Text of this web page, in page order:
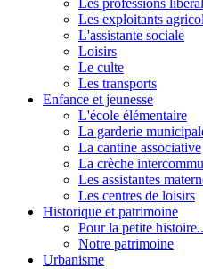
Les exploitants
L'assistante sociale
Loisirs
Le culte
Les transports
Enfance et jeunesse
L'école élémentaire
La garderie
La cantine associative
La crèche
Les assistantes
Les centres de loisirs
Historique et patrimoine
Pour la petite
Notre patrimoine
Urbanisme